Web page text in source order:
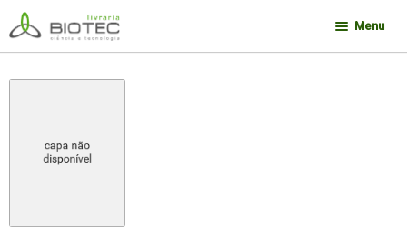
Pular
para
navegação
Pular
para
o
conteúdo
Menu